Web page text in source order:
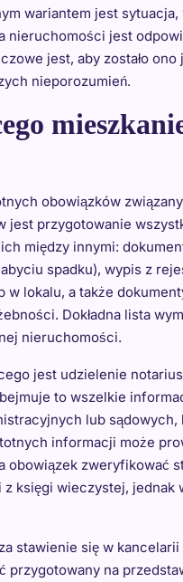
wariantem jest
nieruchomości jest
jest, aby zostało
nieporozumień.
obowiązków
jest przygotowanie
między innymi:
spadku), wypis z
w lokalu, a także
Dokładna lista
nieruchomości.
jest udzielenie
to wszelkie
lub sądowych,
informacji może
obowiązek zweryfikować
księgi wieczystej, jednak
stawienie się w
przygotowany na